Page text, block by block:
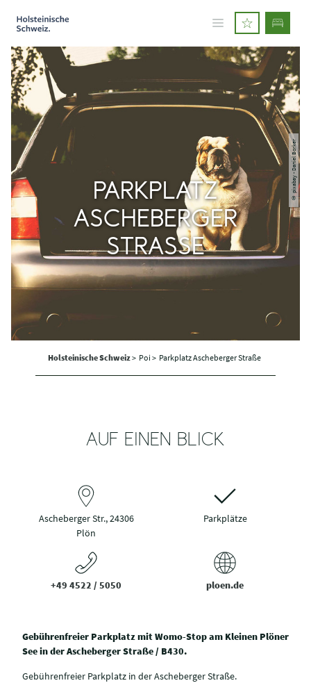
© pixabay - Daniel Borker
PARKPLATZ
ASCHEBERGER
STRASSE
Holsteinische Schweiz> Poi > Parkplatz Ascheberger Straße
AUF EINEN BLICK
Ascheberger Str., 24306
Plön
Parkplätze
+49 4522 / 5050 ploen.de
Gebührenfreier Parkplatz mit Womo-Stop am Kleinen Plöner
See in der Ascheberger Straße / B430.
Gebührenfreier Parkplatz in der Ascheberger Straße.